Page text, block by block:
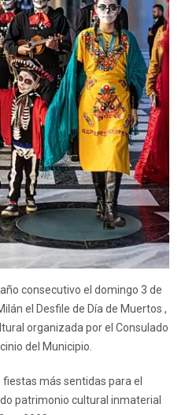
consecutivo el domingo 3 de
el Desfile de Día de Muertos ,
organizada por el Consulado
del Municipio.
fiestas más sentidas para el
patrimonio cultural inmaterial